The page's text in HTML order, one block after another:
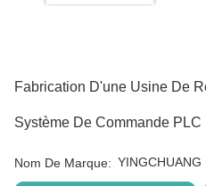
Fabrication D'une Usine De
Système De Commande PLC
Nom De Marque: YINGCHUANG